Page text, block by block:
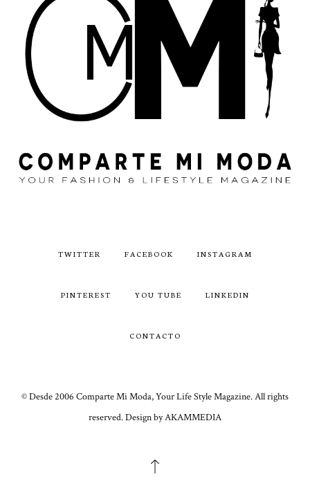
TWITTER FACEBOOK INSTAGRAM
PINTEREST YOU TUBE LINKEDIN
CONTACTO
© Desde 2006 Comparte Mi Moda, Your Life Style Magazine. All rights
reserved. Design by AKAMMEDIA